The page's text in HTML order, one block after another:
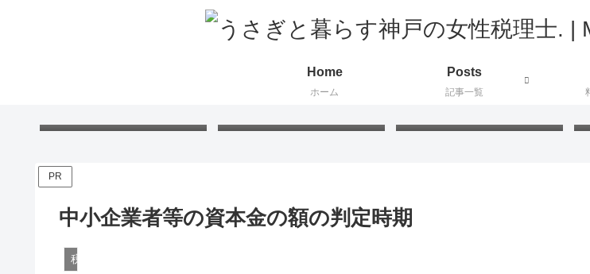
Home
ホーム
Posts
記事一覧
「くまちゃんポストカード」
FIFAワールドカップ2026：
じ国々
PR
中小企業者等の資本金の額の判定時期
税金